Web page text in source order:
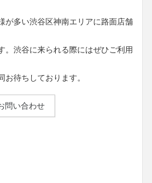
が多い渋谷区神南エリアに路面店舗
。渋谷に来られる際にはぜひご利用
お待ちしております。
問い合わせ